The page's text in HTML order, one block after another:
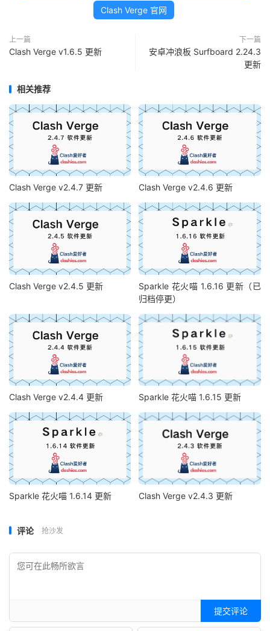
Clash Verge 官网
上一篇
Clash Verge v1.6.5 更新
下一篇
安卓冲浪板 Surfboard 2.24.3
更新
相关推荐
Clash Verge v2.4.7 更新 Clash Verge v2.4.6 更新
Clash Verge v2.4.5 更新
Sparkle 花火喵 1.6.16 更新（已
归档停更）
Clash Verge v2.4.4 更新 Sparkle 花火喵 1.6.15 更新
Sparkle 花火喵 1.6.14 更新 Clash Verge v2.4.3 更新
评论 抢沙发
提交评论